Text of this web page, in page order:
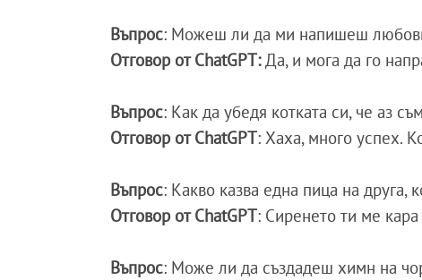
Въпрос: Можеш ли да ми напишеш
Отговор от ChatGPT:Да, и мога да го
Въпрос: Как да убедя котката си, че аз
Отговор от ChatGPT: Хаха, много успех.
Въпрос: Какво казва една пица на друга,
Отговор от ChatGPT: Сиренето ти ме
Въпрос: Може ли да създадеш химн на